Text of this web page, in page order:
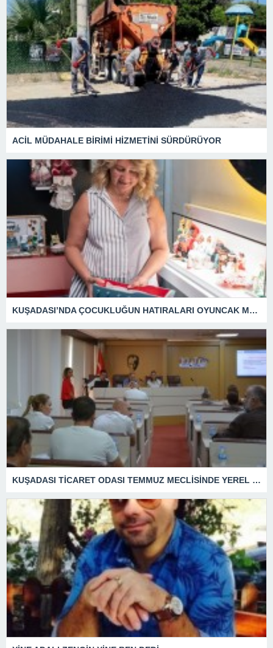
ACİL MÜDAHALE BİRİMİ HİZMETİNİ SÜRDÜRÜYOR
KUŞADASI’NDA ÇOCUKLUĞUN HATIRALARI OYUNCAK MÜZESİNDE HAYAT BULACAK
KUŞADASI TİCARET ODASI TEMMUZ MECLİSİNDE YEREL İŞLETMELERE ANLAMLI DESTEK